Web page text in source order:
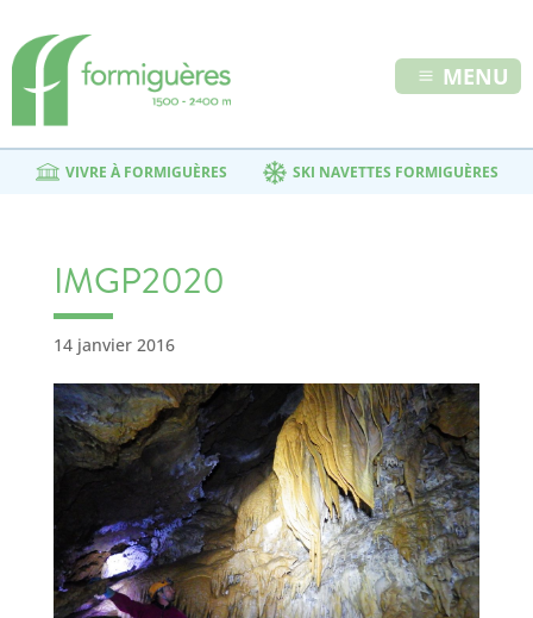
MENU
VIVRE À FORMIGUÈRES SKI NAVETTES FORMIGUÈRES
IMGP2020
14 janvier 2016